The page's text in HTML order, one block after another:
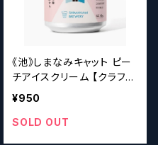
《池》しまなみキャット ピー
チアイスクリーム 【クラフト
ビールシザーズ】
¥950
SOLD OUT